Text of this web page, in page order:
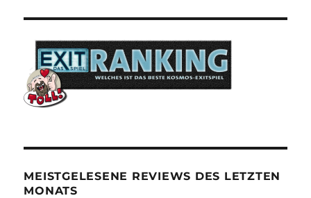
MEISTGELESENE REVIEWS DES LETZTEN
MONATS